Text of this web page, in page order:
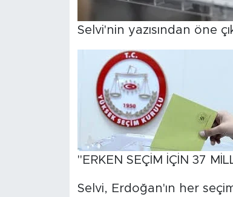
Selvi'nin yazısından öne
"ERKEN SEÇİM İÇİN 37
Selvi, Erdoğan'ın her